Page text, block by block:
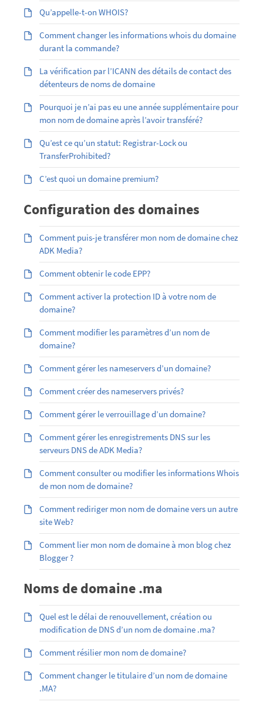
Qu’appelle-t-on WHOIS?
Comment changer les informations whois du domaine
durant la commande?
La vérification par l’ICANN des détails de contact des
détenteurs de noms de domaine
Pourquoi je n’ai pas eu une année supplémentaire pour
mon nom de domaine après l’avoir transféré?
Qu’est ce qu’un statut: Registrar-Lock ou
TransferProhibited?
C’est quoi un domaine premium?
Configuration des domaines
Comment puis-je transférer mon nom de domaine chez
ADK Media?
Comment obtenir le code EPP?
Comment activer la protection ID à votre nom de
domaine?
Comment modifier les paramètres d’un nom de
domaine?
Comment gérer les nameservers d’un domaine?
Comment créer des nameservers privés?
Comment gérer le verrouillage d’un domaine?
Comment gérer les enregistrements DNS sur les
serveurs DNS de ADK Media?
Comment consulter ou modifier les informations Whois
de mon nom de domaine?
Comment rediriger mon nom de domaine vers un autre
site Web?
Comment lier mon nom de domaine à mon blog chez
Blogger ?
Noms de domaine .ma
Quel est le délai de renouvellement, création ou
modification de DNS d’un nom de domaine .ma?
Comment résilier mon nom de domaine?
Comment changer le titulaire d’un nom de domaine
.MA?